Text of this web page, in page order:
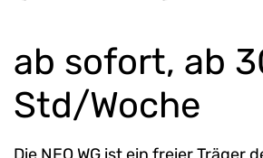
ab sofort, ab
Std/Woche